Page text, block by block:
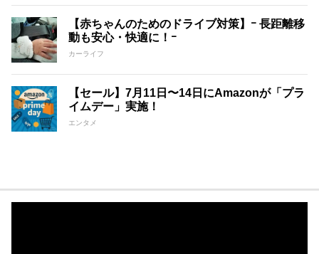
【赤ちゃんのためのドライブ対策】ｰ 長距離移
動も安心・快適に！ｰ
カーライフ
【セール】7月11日〜14日にAmazonが「プラ
イムデー」実施！
エンタメ